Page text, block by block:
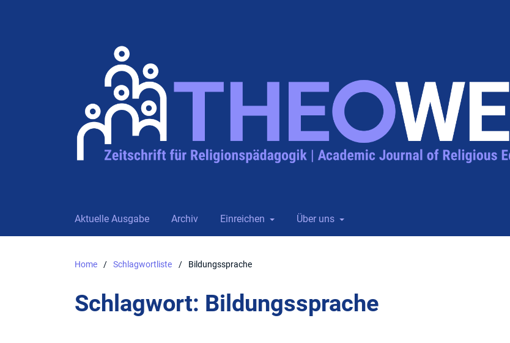
Aktuelle Ausgabe Archiv Einreichen Über uns
Home / Schlagwortliste / Bildungssprache
Schlagwort: Bildungssprache